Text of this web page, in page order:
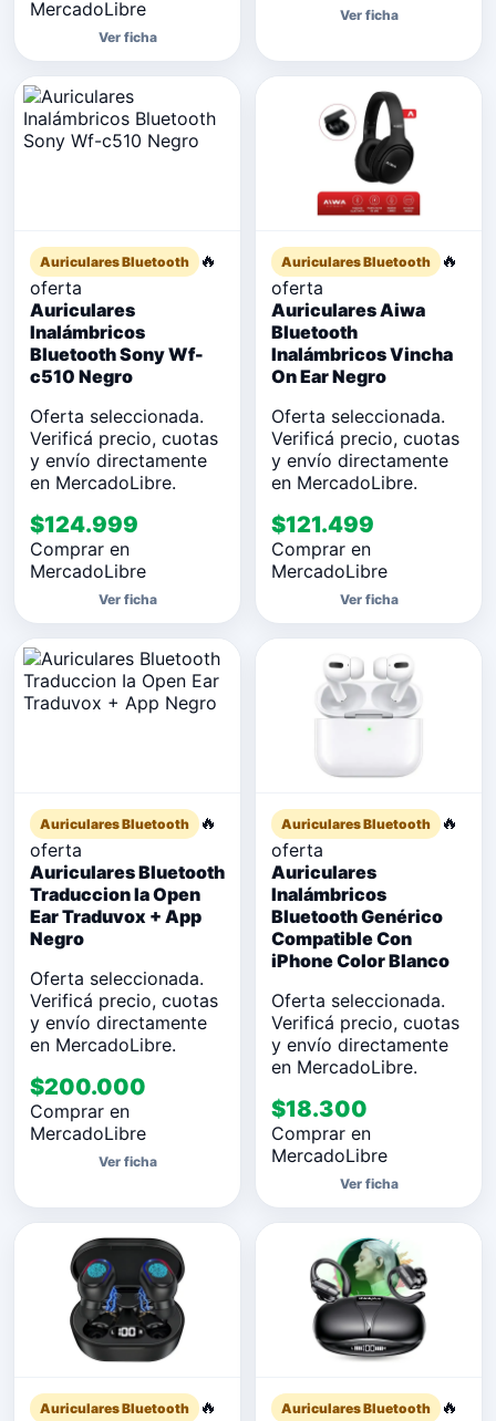
MercadoLibre
Ver ficha
Ver ficha
Auriculares Bluetooth
🔥
oferta
Auriculares
Inalámbricos
Bluetooth Sony Wf-
c510 Negro
Oferta seleccionada.
Verificá precio, cuotas
y envío directamente
en MercadoLibre.
$124.999
Comprar en
MercadoLibre
Ver ficha
Auriculares Bluetooth
🔥
oferta
Auriculares Aiwa
Bluetooth
Inalámbricos Vincha
On Ear Negro
Oferta seleccionada.
Verificá precio, cuotas
y envío directamente
en MercadoLibre.
$121.499
Comprar en
MercadoLibre
Ver ficha
Auriculares Bluetooth
🔥
oferta
Auriculares Bluetooth
Traduccion Ia Open
Ear Traduvox + App
Negro
Oferta seleccionada.
Verificá precio, cuotas
y envío directamente
en MercadoLibre.
$200.000
Comprar en
MercadoLibre
Ver ficha
Auriculares Bluetooth
🔥
oferta
Auriculares
Inalámbricos
Bluetooth Genérico
Compatible Con
iPhone Color Blanco
Oferta seleccionada.
Verificá precio, cuotas
y envío directamente
en MercadoLibre.
$18.300
Comprar en
MercadoLibre
Ver ficha
Auriculares Bluetooth
🔥
Auriculares Bluetooth
🔥